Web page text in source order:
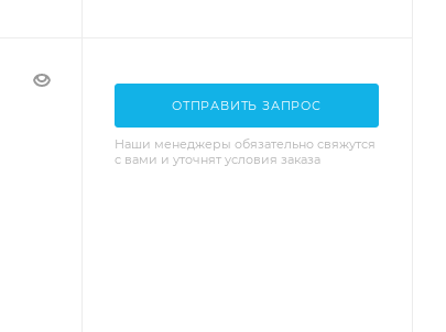
ОТПРАВИТЬ ЗАПРОС
Наши менеджеры обязательно свяжутся
с вами и уточнят условия заказа